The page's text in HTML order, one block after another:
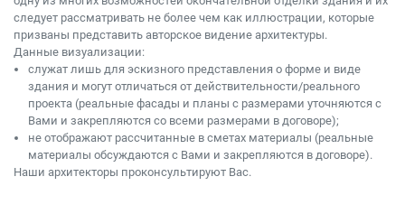
следует рассматривать не более чем как иллюстрации, которые
призваны представить авторское видение архитектуры.
Данные визуализации:
служат лишь для эскизного представления о форме и виде
здания и могут отличаться от действительности/реального
проекта (реальные фасады и планы с размерами уточняются с
Вами и закрепляются со всеми размерами в договоре);
не отображают рассчитанные в сметах материалы (реальные
материалы обсуждаются с Вами и закрепляются в договоре).
Наши архитекторы проконсультируют Вас.